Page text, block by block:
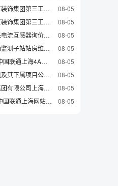
【招标公告】上海建工装饰集团第三工程公司上海大学宝山校区卫浴洁具询价采购公告
08-05
【招标公告】上海建工装饰集团第三工程公司上海大学宝山校区配电箱询价采购公告
08-05
【招标公告】备品集采电流互感器询价公告
08-05
【招标结果】空气自动监测子站站房维修和运维条件保障成交公告
08-05
【招标结果】2025年中国联通上海4A管理平台建设工程等保一体机采购中选候选人公示
08-05
【招标结果】交银金租及其下属项目公司干货船船舶管理公司入围采购项目入围结果公示
08-05
【招标结果】上海局集团有限公司上海铁路物流中心2026年整治、安全生产费、技改及零小工程项目中标候选人公示
08-05
【招标结果】2026年中国联通上海网站动态防护平台扩容中选候选人公示
08-05